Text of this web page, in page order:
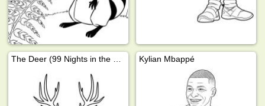
The Deer (99 Nights in the Forest) Kylian Mbappé